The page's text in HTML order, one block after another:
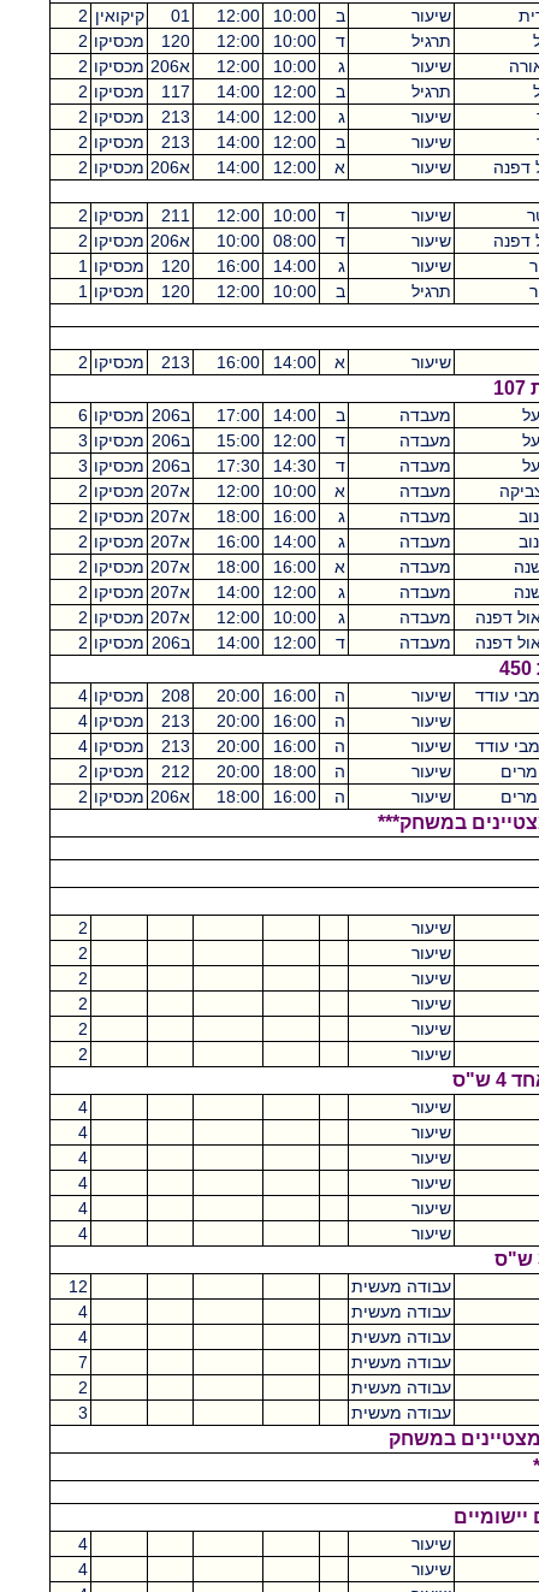
שיעור ב 10:00
12:00
01 קיקואין 2
תרגיל ד 10:00
12:00
120 מכסיקו 2
שיעור ג 10:00
12:00 א206 מכסיקו 2
תרגיל ב 12:00
14:00
117 מכסיקו 2
שיעור ג 12:00
14:00
213 מכסיקו 2
שיעור ב 12:00
14:00
213 מכסיקו 2
דפנה
שיעור א 12:00
14:00 א206 מכסיקו 2
שיעור ד 10:00
12:00
211 מכסיקו 2
דפנה
שיעור ד 08:00
10:00 א206 מכסיקו 2
שיעור ג 14:00
16:00
120 מכסיקו 1
תרגיל ב 10:00
12:00
120 מכסיקו 1
שיעור א 14:00
16:00
213 מכסיקו 2
מעבדה ב 14:00
17:00 ב206 מכסיקו 6
מעבדה ד 12:00
15:00 ב206 מכסיקו 3
מעבדה ד 14:30
17:30 ב206 מכסיקו 3
מעבדה א 10:00
12:00 א207 מכסיקו 2
מעבדה ג 16:00
18:00 א207 מכסיקו 2
מעבדה ג 14:00
16:00 א207 מכסיקו 2
מעבדה א 16:00
18:00 א207 מכסיקו 2
מעבדה ג 12:00
14:00 א207 מכסיקו 2
דפנה
מעבדה ג 10:00
12:00 א207 מכסיקו 2
דפנה
מעבדה ד 12:00
14:00 ב206 מכסיקו 2
עודד שיעור ה 16:00
20:00
208 מכסיקו 4
שיעור
ה 16:00
20:00
213 מכסיקו 4
עודד
שיעור ה 16:00
20:00
213 מכסיקו 4
מרים
שיעור ה 18:00
20:00
212 מכסיקו 2
מרים
שיעור ה 16:00
18:00 א206 מכסיקו 2
במשחק***
שיעור
2
שיעור
2
שיעור
2
שיעור
2
שיעור
2
שיעור
2
ש"ס
שיעור
4
שיעור
4
שיעור
4
שיעור
4
שיעור
4
שיעור
4
עבודה מעשית
12
עבודה מעשית
4
עבודה מעשית
4
עבודה מעשית
7
עבודה מעשית
2
עבודה מעשית
3
במשחק
שיעור
4
שיעור
4